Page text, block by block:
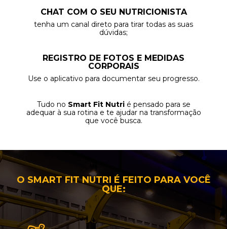
CHAT COM O SEU NUTRICIONISTA
tenha um canal direto para tirar todas as suas
dúvidas;
REGISTRO DE FOTOS E MEDIDAS
CORPORAIS
Use o aplicativo para documentar seu progresso.
Tudo no Smart Fit Nutrié pensado para se
adequar à sua rotina e te ajudar na transformação
que você busca.
O SMART FIT NUTRI É FEITO PARA VOCÊ
QUE: